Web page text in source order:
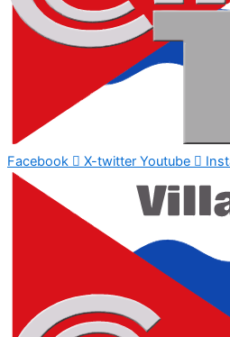
Facebook X-twitter Youtube